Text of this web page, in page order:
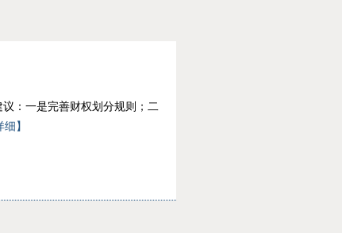
：一是完善财权划分规则；二
细】